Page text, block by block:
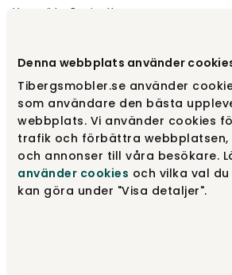
Denna webbplats använder
Tibergsmobler.se använder
som användare den bästa
webbplats. Vi använder cookies
trafik och förbättra webbplatsen,
och annonser till våra besökare.
använder cookies och vilka val
kan göra under "Visa detaljer".
Varumärke Rowico Home
Välj typ av benFåtölj med fasta ben
Fåtölj med fasta ben
Fåtölj med snurr- och